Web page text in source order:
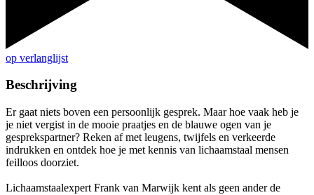
op verlanglijst
Beschrijving
Er gaat niets boven een persoonlijk gesprek. Maar hoe vaak heb je
je niet vergist in de mooie praatjes en de blauwe ogen van je
gesprekspartner? Reken af met leugens, twijfels en verkeerde
indrukken en ontdek hoe je met kennis van lichaamstaal mensen
feilloos doorziet.
Lichaamstaalexpert Frank van Marwijk kent als geen ander de